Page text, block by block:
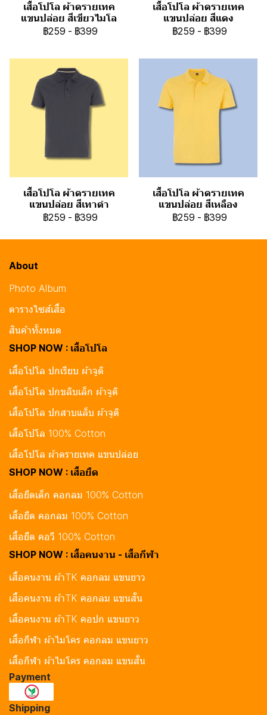
เสื้อโปโล ผ้าดรายเทค
แขนปล่อย สีเขียวไมโล
฿259 - ฿399
เสื้อโปโล ผ้าดรายเทค
แขนปล่อย สีแดง
฿259 - ฿399
เสื้อโปโล ผ้าดรายเทค
แขนปล่อย สีเทาดำ
฿259 - ฿399
เสื้อโปโล ผ้าดรายเทค
แขนปล่อย สีเหลือง
฿259 - ฿399
About
Photo Album
ตารางไซส์เสื้อ
สินค้าทั้งหมด
SHOP NOW : เสื้อโปโล
เสื้อโปโล ปกเรียบ ผ้าจูติ
เสื้อโปโล ปกขลิบเล็ก ผ้าจูติ
เสื้อโปโล ปกสาบแล็บ ผ้าจูติ
เสื้อโปโล 100% Cotton
เสื้อโปโล ผ้าดรายเทค แขนปล่อย
SHOP NOW : เสื้อยืด
เสื้อยืดเด็ก คอกลม 100% Cotton
เสื้อยืด คอกลม 100% Cotton
เสื้อยืด คอวี 100% Cotton
SHOP NOW : เสื้อคนงาน - เสื้อกีฬา
เสื้อคนงาน ผ้าTK คอกลม แขนยาว
เสื้อคนงาน ผ้าTK คอกลม แขนสั้น
เสื้อคนงาน ผ้าTK คอปก แขนยาว
เสื้อกีฬา ผ้าไมโคร คอกลม แขนยาว
เสื้อกีฬา ผ้าไมโคร คอกลม แขนสั้น
Payment
Shipping